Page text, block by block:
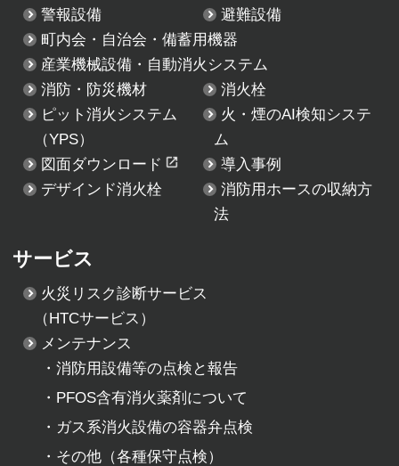
警報設備
避難設備
町内会・自治会・備蓄用機器
産業機械設備・自動消火システム
消防・防災機材
消火栓
ピット消火システム
（YPS）
火・煙のAI検知システ
ム
図面ダウンロード
導入事例
デザインド消火栓
消防用ホースの収納方
法
サービス
火災リスク診断サービス
（HTCサービス）
メンテナンス
・消防用設備等の点検と報告
・ PFOS含有消火薬剤について
・ ガス系消火設備の容器弁点検
・ その他（各種保守点検）